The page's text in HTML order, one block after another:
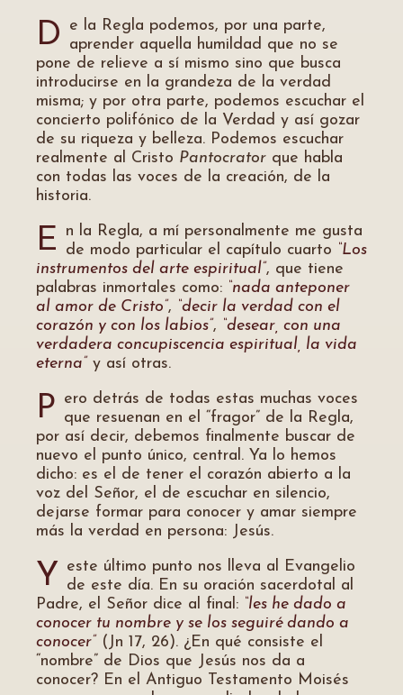
D
e la Regla podemos, por una parte,
aprender aquella humildad que no se
pone de relieve a sí mismo sino que busca
introducirse en la grandeza de la verdad
misma; y por otra parte, podemos escuchar el
concierto polifónico de la Verdad y así gozar
de su riqueza y belleza. Podemos escuchar
realmente al Cristo Pantocrator que habla
con todas las voces de la creación, de la
historia.
E
n la Regla, a mí personalmente me gusta
de modo particular el capítulo cuarto “Los
instrumentos del arte espiritual”, que tiene
palabras inmortales como: “nada anteponer
al amor de Cristo”, “decir la verdad con el
corazón y con los labios”, “desear, con una
verdadera concupiscencia espiritual, la vida
eterna” y así otras.
P ero detrás de todas estas muchas voces
que resuenan en el “fragor” de la Regla,
por así decir, debemos finalmente buscar de
nuevo el punto único, central. Ya lo hemos
dicho: es el de tener el corazón abierto a la
voz del Señor, el de escuchar en silencio,
dejarse formar para conocer y amar siempre
más la verdad en persona: Jesús.
Y
este último punto nos lleva al Evangelio
de este día. En su oración sacerdotal al
Padre, el Señor dice al final: “les he dado a
conocer tu nombre y se los seguiré dando a
conocer” (Jn 17, 26). ¿En qué consiste el
“nombre” de Dios que Jesús nos da a
conocer? En el Antiguo Testamento Moisés